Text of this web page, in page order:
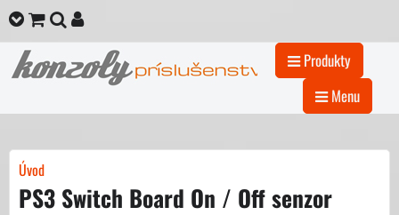
Produkty
Menu
Úvod
PS3 Switch Board On / Off senzor